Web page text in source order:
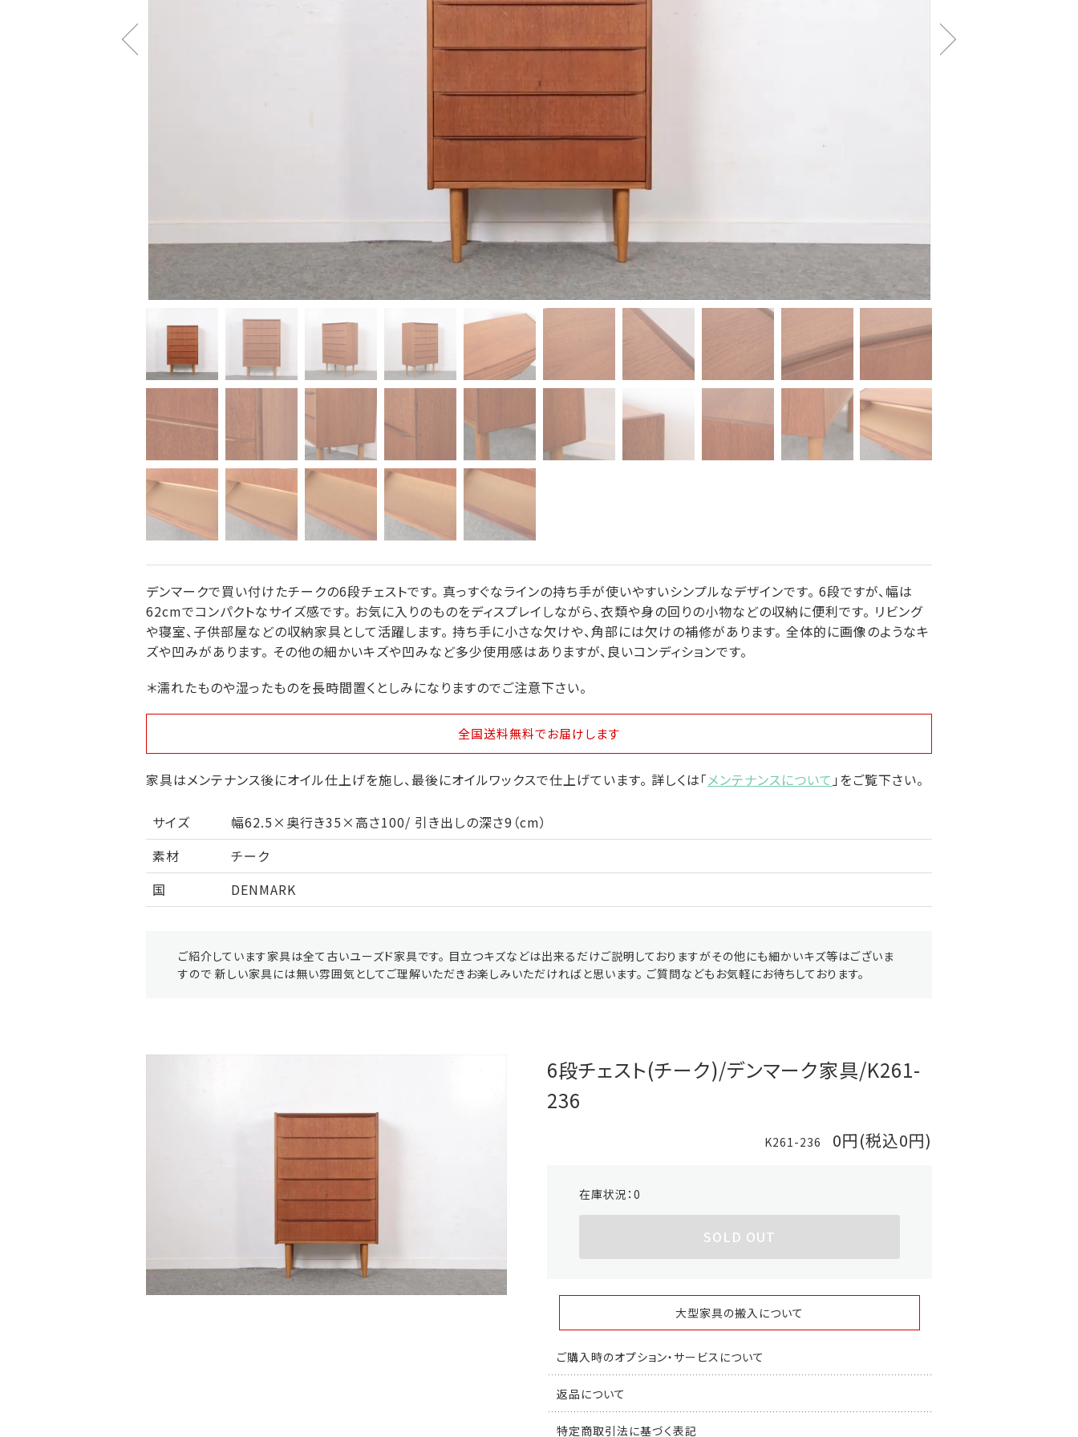
デンマークで買い付けたチークの6段チェストです。 真っすぐなラインの持ち手が使いやすいシンプルなデザインです。 6段ですが、幅は
62cmでコンパクトなサイズ感です。 お気に入りのものをディスプレイしながら、衣類や身の回りの小物などの収納に便利です。 リビング
や寝室、子供部屋などの収納家具として活躍します。 持ち手に小さな欠けや、角部には欠けの補修があります。 全体的に画像のようなキ
ズや凹みがあります。 その他の細かいキズや凹みなど多少使用感はありますが、良いコンディションです。
＊濡れたものや湿ったものを長時間置くとしみになりますのでご注意下さい。
全国送料無料でお届けします
家具はメンテナンス後にオイル仕上げを施し、最後にオイルワックスで仕上げています。 詳しくは「メンテナンスについて 」をご覧下さい。
サイズ
幅62.5×奥行き35×高さ100/ 引き出しの深さ9（cm）
素材
チーク
国
DENMARK
ご紹介しています家具は全て古いユーズド家具です。 目立つキズなどは出来るだけご説明しておりますがその他にも細かいキズ等はございま
すので 新しい家具には無い雰囲気としてご理解いただきお楽しみいただければと思います。 ご質問などもお気軽にお待ちしております。
6段チェスト(チーク)/デンマーク家具/K261-
236
K261-236 0円(税込0円)
在庫状況： 0
SOLD OUT
大型家具の搬入について
ご購入時のオプション・サービスについて
返品について
特定商取引法に基づく表記